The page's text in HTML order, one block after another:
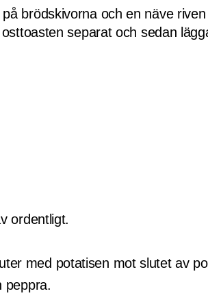
brödskivorna och en näve
separat och sedan
ordentligt.
med potatisen mot slutet av
peppra.